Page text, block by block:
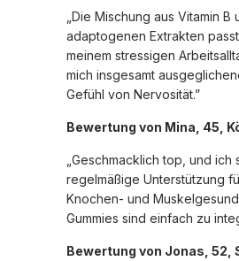
„Die Mischung aus Vitamin B
adaptogenen Extrakten
meinem stressigen
mich insgesamt
Gefühl von Nervosität.”
Bewertung von Mina, 45,
„Geschmacklich top, und ich
regelmäßige Unterstützung
Knochen- und
Gummies sind einfach zu
Bewertung von Jonas, 52,